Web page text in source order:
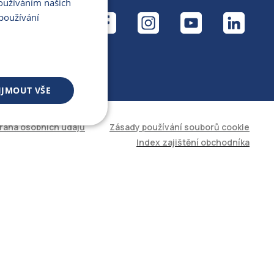
osobních údajů
Zásady používání souborů cookie
Index zajištění obchodníka
našich
VŠE